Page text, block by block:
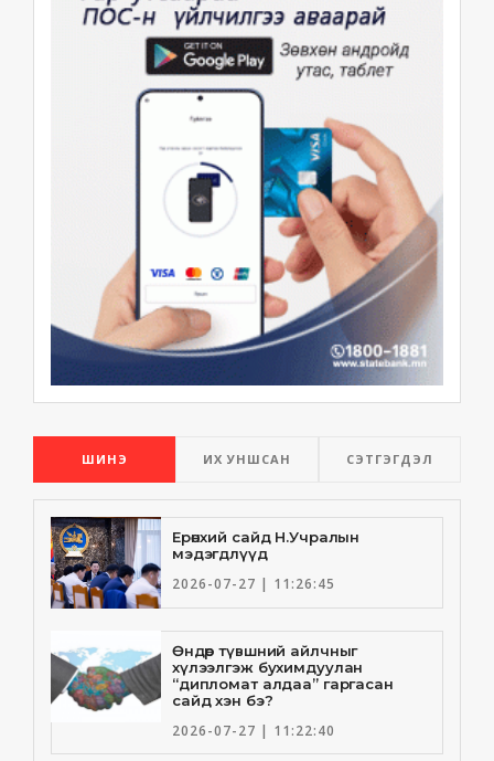
ШИНЭ ИХ УНШСАН СЭТГЭГДЭЛ
Ерөнхий сайд Н.Учралын
мэдэгдлүүд
2026-07-27 | 11:26:45
Өндөр түвшний айлчныг
хүлээлгэж бухимдуулан
“дипломат алдаа” гаргасан
сайд хэн бэ?
2026-07-27 | 11:22:40